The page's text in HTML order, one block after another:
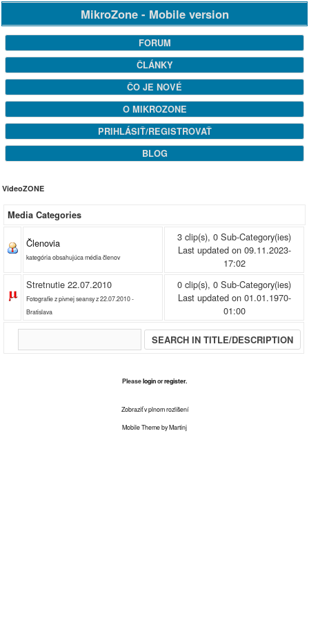
MikroZone - Mobile version
FORUM
ČLÁNKY
ČO JE NOVÉ
O MIKROZONE
PRIHLÁSIŤ/REGISTROVAŤ
BLOG
VideoZONE
Media Categories
Členovia
kategória obsahujúca média členov
3 clip(s), 0 Sub-Category(ies)
Last updated on 09.11.2023-
17:02
Stretnutie 22.07.2010
Fotografie z pivnej seansy z 22.07.2010 -
Bratislava
0 clip(s), 0 Sub-Category(ies)
Last updated on 01.01.1970-
01:00
Pleaseloginorregister.
Zobraziť v plnom rozlíšení
Mobile Theme by Martinj